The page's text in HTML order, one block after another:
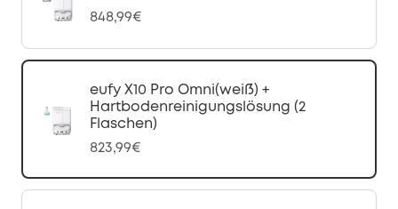
848,99€
eufy X10 Pro Omni(weiß) +
Hartbodenreinigungslösung (2
Flaschen)
823,99€